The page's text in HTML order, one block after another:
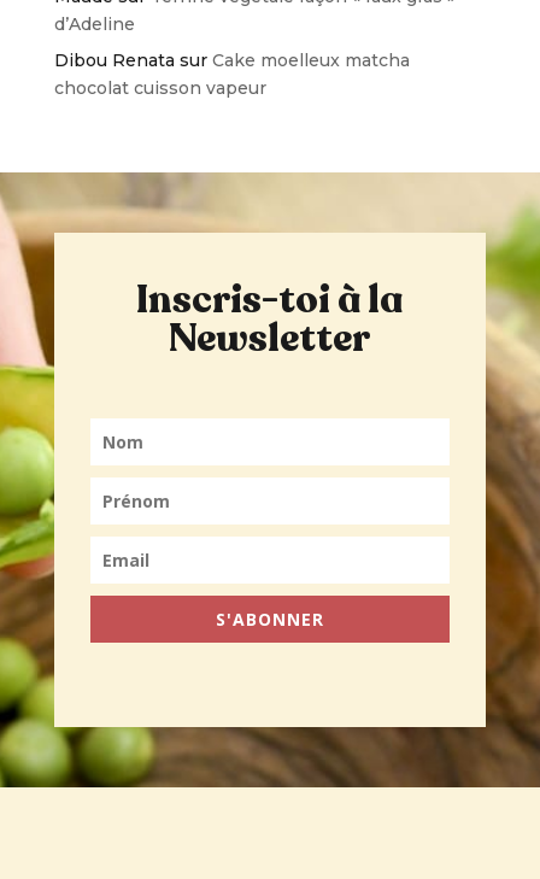
d’Adeline
Dibou Renata sur Cake moelleux matcha
chocolat cuisson vapeur
Inscris-toi à la
Newsletter
S'ABONNER